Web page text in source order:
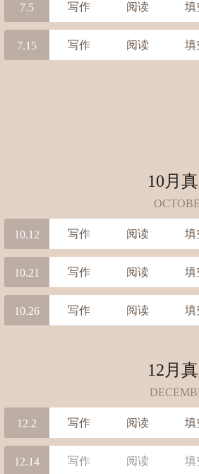
7.5 写作 阅读 填
7.15 写作 阅读 填
10月
10.12 写作 阅读 填
10.21 写作 阅读 填
10.26 写作 阅读 填
12月
12.2 写作 阅读 填
12.14 写作 阅读 填